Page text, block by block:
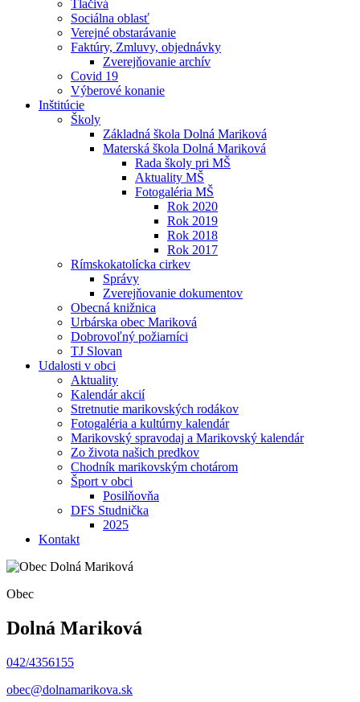
Tlačivá
Sociálna oblasť
Verejné obstarávanie
Faktúry, Zmluvy, objednávky
Zverejňovanie archív
Covid 19
Výberové konanie
Inštitúcie
Školy
Základná škola Dolná Mariková
Materská škola Dolná Mariková
Rada školy pri MŠ
Aktuality MŠ
Fotogaléria MŠ
Rok 2020
Rok 2019
Rok 2018
Rok 2017
Rímskokatolícka cirkev
Správy
Zverejňovanie dokumentov
Obecná knižnica
Urbárska obec Mariková
Dobrovoľný požiarníci
TJ Slovan
Udalosti v obci
Aktuality
Kalendár akcií
Stretnutie marikovských rodákov
Fotogaléria a kultúrny kalendár
Marikovský spravodaj a Marikovský kalendár
Zo života našich predkov
Chodník marikovským chotárom
Šport v obci
Posilňovňa
DFS Studnička
2025
Kontakt
Obec
Dolná Mariková
042/4356155
obec@dolnamarikova.sk